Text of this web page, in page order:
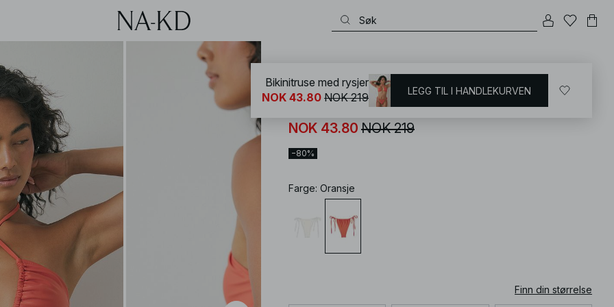
Bikinitruse med rysjer
NOK 43.80 NOK 219
−80%
Farge: Oransje
Finn din størrelse
Bikinitruse med rysjer
NOK 43.80 NOK 219 LEGG TIL I HANDLEKURVEN